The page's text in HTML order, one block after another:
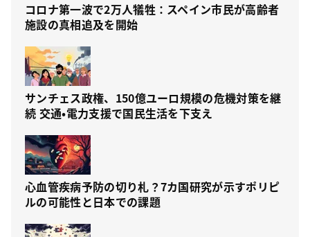
コロナ第一波で2万人犠牲：スペイン市民が高齢者
施設の真相追及を開始
サンチェス政権、150億ユーロ規模の危機対策を継
続 交通・電力支援で国民生活を下支え
心血管疾病予防の切り札？7カ国研究が示すポリピ
ルの可能性と日本での課題